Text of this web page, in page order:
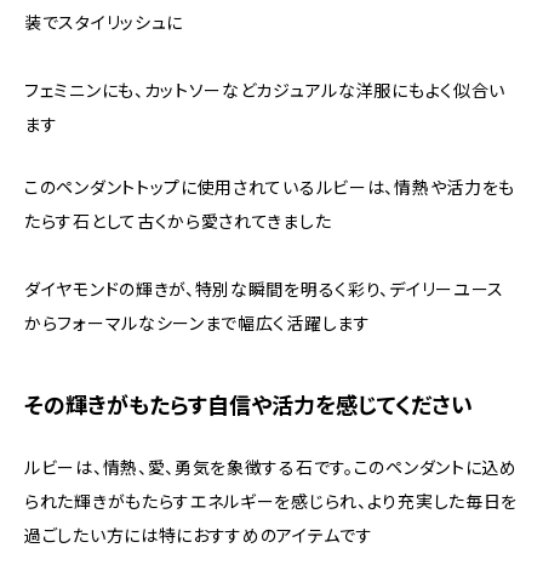
装でスタイリッシュに
フェミニンにも、カットソーなどカジュアルな洋服にもよく似合い
ます
このペンダントトップに使用されているルビーは、情熱や活力をも
たらす石として古くから愛されてきました
ダイヤモンドの輝きが、特別な瞬間を明るく彩り、デイリーユース
からフォーマルなシーンまで幅広く活躍します
その輝きがもたらす自信や活力を感じてください
ルビーは、情熱、愛、勇気を象徴する石です。このペンダントに込め
られた輝きがもたらすエネルギーを感じられ、より充実した毎日を
過ごしたい方には特におすすめのアイテムです